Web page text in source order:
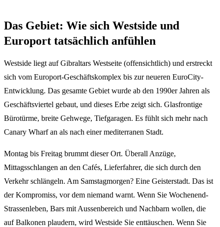
Das Gebiet: Wie sich Westside und
Europort tatsächlich anfühlen
Westside liegt auf Gibraltars Westseite (offensichtlich) und erstreckt
sich vom Europort-Geschäftskomplex bis zur neueren EuroCity-
Entwicklung. Das gesamte Gebiet wurde ab den 1990er Jahren als
Geschäftsviertel gebaut, und dieses Erbe zeigt sich. Glasfrontige
Bürotürme, breite Gehwege, Tiefgaragen. Es fühlt sich mehr nach
Canary Wharf an als nach einer mediterranen Stadt.
Montag bis Freitag brummt dieser Ort. Überall Anzüge,
Mittagsschlangen an den Cafés, Lieferfahrer, die sich durch den
Verkehr schlängeln. Am Samstagmorgen? Eine Geisterstadt. Das ist
der Kompromiss, vor dem niemand warnt. Wenn Sie Wochenend-
Strassenleben, Bars mit Aussenbereich und Nachbarn wollen, die
auf Balkonen plaudern, wird Westside Sie enttäuschen. Wenn Sie